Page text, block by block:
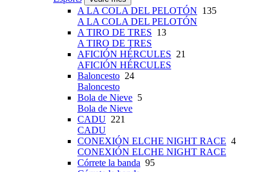
A LA COLA DEL PELOTÓN 135
A LA COLA DEL PELOTÓN
A TIRO DE TRES 13
A TIRO DE TRES
AFICIÓN HÉRCULES 21
AFICIÓN HÉRCULES
Baloncesto 24
Baloncesto
Bola de Nieve 5
Bola de Nieve
CADU 221
CADU
CONEXIÓN ELCHE NIGHT RACE 4
CONEXIÓN ELCHE NIGHT RACE
Córrete la banda 95